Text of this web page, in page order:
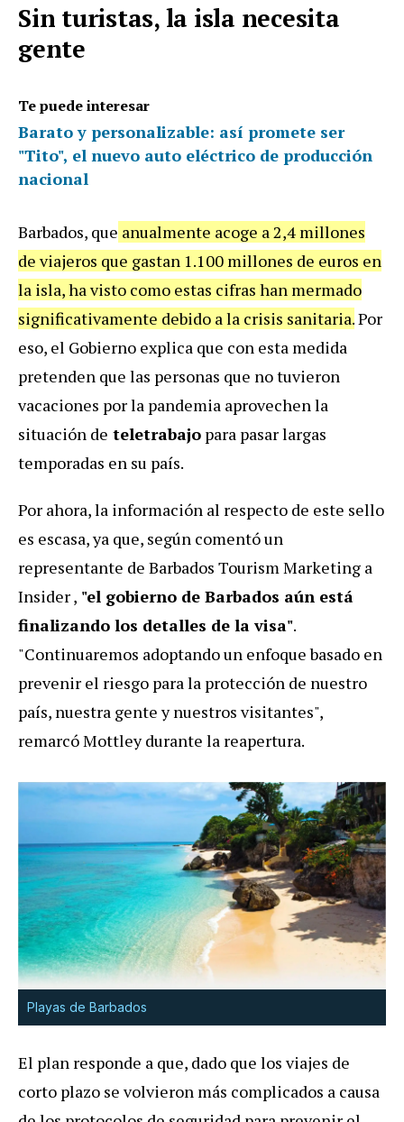
Sin turistas, la isla necesita
gente
Te puede interesar
Barato y personalizable: así promete ser
"Tito", el nuevo auto eléctrico de producción
nacional
Barbados, que anualmente acoge a 2,4 millones
de viajeros que gastan 1.100 millones de euros en
la isla, ha visto como estas cifras han mermado
significativamente debido a la crisis sanitaria.Por
eso, el Gobierno explica que con esta medida
pretenden que las personas que no tuvieron
vacaciones por la pandemia aprovechen la
situación de teletrabajo para pasar largas
temporadas en su país.
Por ahora, la información al respecto de este sello
es escasa, ya que, según comentó un
representante de Barbados Tourism Marketing a
Insider , "el gobierno de Barbados aún está
finalizando los detalles de la visa".
"Continuaremos adoptando un enfoque basado en
prevenir el riesgo para la protección de nuestro
país, nuestra gente y nuestros visitantes",
remarcó Mottley durante la reapertura.
Playas de Barbados
El plan responde a que, dado que los viajes de
corto plazo se volvieron más complicados a causa